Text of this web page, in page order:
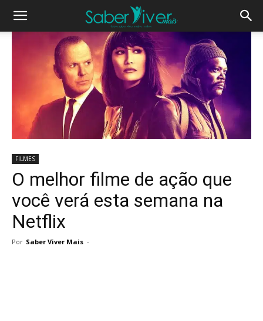
FILMES
O melhor filme de ação que
você verá esta semana na
Netflix
Por Saber Viver Mais -